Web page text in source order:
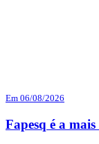
Em 06/08/2026
Fapesq é a